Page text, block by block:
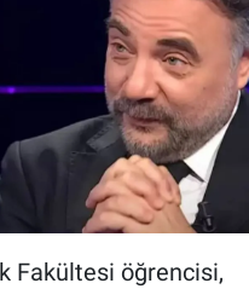
Fakültesi öğrencisi,